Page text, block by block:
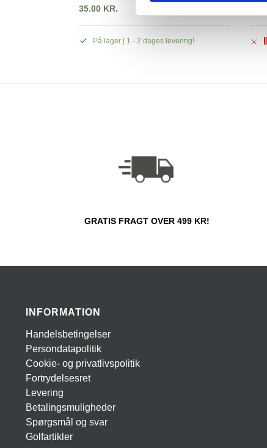
v
l
35.00 KR.
På lager | 1 - 2 dages levering!
GRATIS FRAGT OVER 499 KR!
INFORMATION
Handelsbetingelser
Persondatapolitik
Cookie- og privatlivspolitik
Fortrydelsesret
Levering
Betalingsmuligheder
Spørgsmål og svar
Golfartikler